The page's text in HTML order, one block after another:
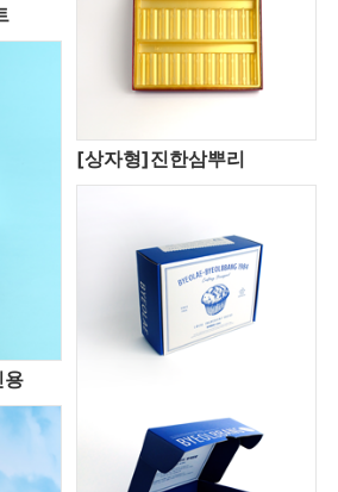
용
[상자형]진한삼뿌리